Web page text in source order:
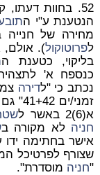
52. בחוות דעתו, קבע ה
הנטענת ע"י ה
לפרוטוקול). אולם,
בליקוי, כטענת ה
כנספח א'
נכתב כי "לדירה
א(6)2 באשר ל
חניה לא מקורה ב
אישר בחתימה
"חניה מוסדרת".